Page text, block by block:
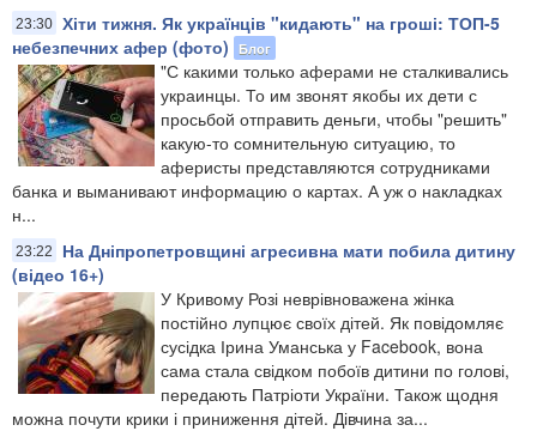
23:30 Хіти тижня. Як українців "кидають" на гроші: ТОП-5
небезпечних афер (фото)
Блог
"С какими только аферами не сталкивались
украинцы. То им звонят якобы их дети с
просьбой отправить деньги, чтобы "решить"
какую-то сомнительную ситуацию, то
аферисты представляются сотрудниками
банка и выманивают информацию о картах. А уж о накладках
н...
23:22
На Дніпропетровщині агресивна мати побила дитину
(відео 16+)
У Кривому Розі неврівноважена жінка
постійно лупцює своїх дітей. Як повідомляє
сусідка Ірина Уманська у Facebook, вона
сама стала свідком побоїв дитини по голові,
передають Патріоти України. Також щодня
можна почути крики і приниження дітей. Дівчина за...